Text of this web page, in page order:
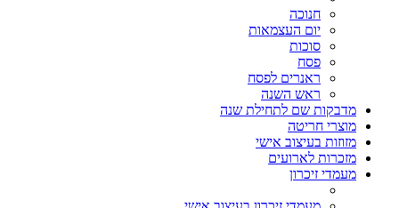
חנוכה
יום העצמאות
סוכות
פסח
ראנרים לפסח
ראש השנה
מדבקות שם לתחילת שנה
מוצרי חריטה
מזוזות בעיצוב אישי
מזכרות לארועים
מעמדי זיכרון